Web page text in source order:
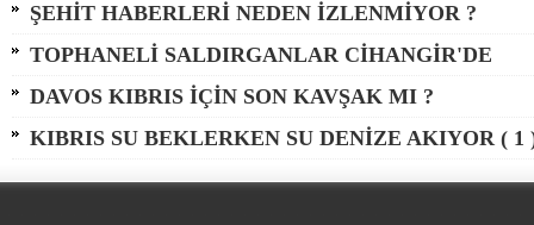
ŞEHİT HABERLERİ NEDEN İZLENMİYOR ?
TOPHANELİ SALDIRGANLAR CİHANGİR'DE
DAVOS KIBRIS İÇİN SON KAVŞAK MI ?
KIBRIS SU BEKLERKEN SU DENİZE AKIYOR ( 1